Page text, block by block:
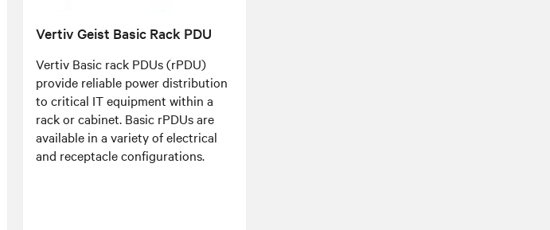
Vertiv Geist Basic Rack PDU
Vertiv Basic rack PDUs (rPDU)
provide reliable power distribution
to critical IT equipment within a
rack or cabinet. Basic rPDUs are
available in a variety of electrical
and receptacle configurations.